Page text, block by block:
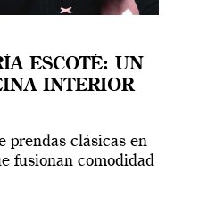
ESCOTÉ: UN
INTERIOR
prendas clásicas en
fusionan comodidad